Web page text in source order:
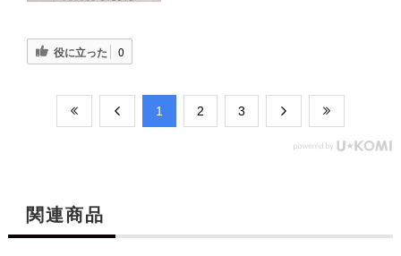
役に立った 0
​1 ​2 ​3
関連商品